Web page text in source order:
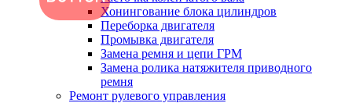
Хонингование блока цилиндров
Переборка двигателя
Промывка двигателя
Замена ремня и цепи ГРМ
Замена ролика натяжителя приводного
ремня
Ремонт рулевого управления